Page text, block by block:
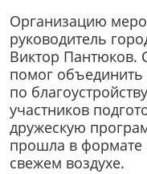
Организацию
руководитель
Виктор Пантюков.
помог объединить
по
участников
дружескую
прошла в формате
свежем воздухе.